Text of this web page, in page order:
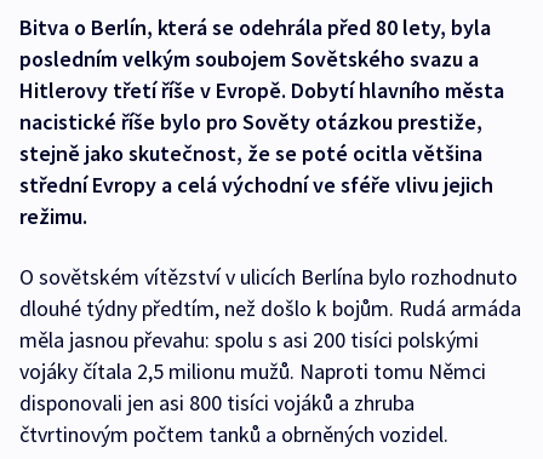
Bitva o Berlín, která se odehrála před 80 lety, byla
posledním velkým soubojem Sovětského svazu a
Hitlerovy třetí říše v Evropě. Dobytí hlavního města
nacistické říše bylo pro Sověty otázkou prestiže,
stejně jako skutečnost, že se poté ocitla většina
střední Evropy a celá východní ve sféře vlivu jejich
režimu.
O sovětském vítězství v ulicích Berlína bylo rozhodnuto
dlouhé týdny předtím, než došlo k bojům. Rudá armáda
měla jasnou převahu: spolu s asi 200 tisíci polskými
vojáky čítala 2,5 milionu mužů. Naproti tomu Němci
disponovali jen asi 800 tisíci vojáků a zhruba
čtvrtinovým počtem tanků a obrněných vozidel.